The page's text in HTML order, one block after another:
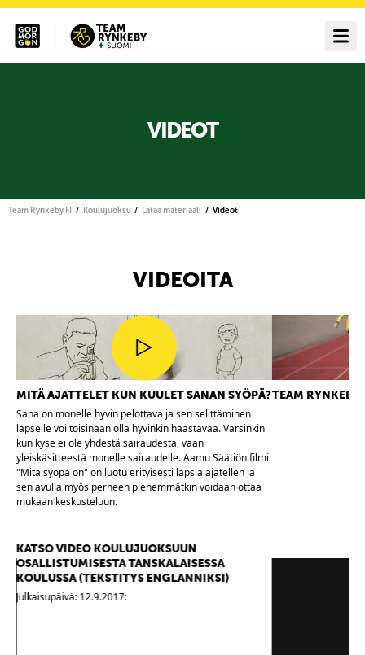
VIDEOT
Team Rynkeby FI Koulujuoksu Lataa materiaali Videot
VIDEOITA
MITÄ AJATTELET KUN KUULET SANAN SYÖPÄ?
Sana on monelle hyvin pelottava ja sen selittäminen
lapselle voi toisinaan olla hyvinkin haastavaa. Varsinkin
kun kyse ei ole yhdestä sairaudesta, vaan
yleiskäsitteestä monelle sairaudelle. Aamu Säätiön filmi
"Mitä syöpä on" on luotu erityisesti lapsia ajatellen ja
sen avulla myös perheen pienemmätkin voidaan ottaa
mukaan keskusteluun.
TEAM
KATSO VIDEO KOULUJUOKSUUN
OSALLISTUMISESTA TANSKALAISESSA
KOULUSSA (TEKSTITYS ENGLANNIKSI)
Julkaisupäivä: 12.9.2017: